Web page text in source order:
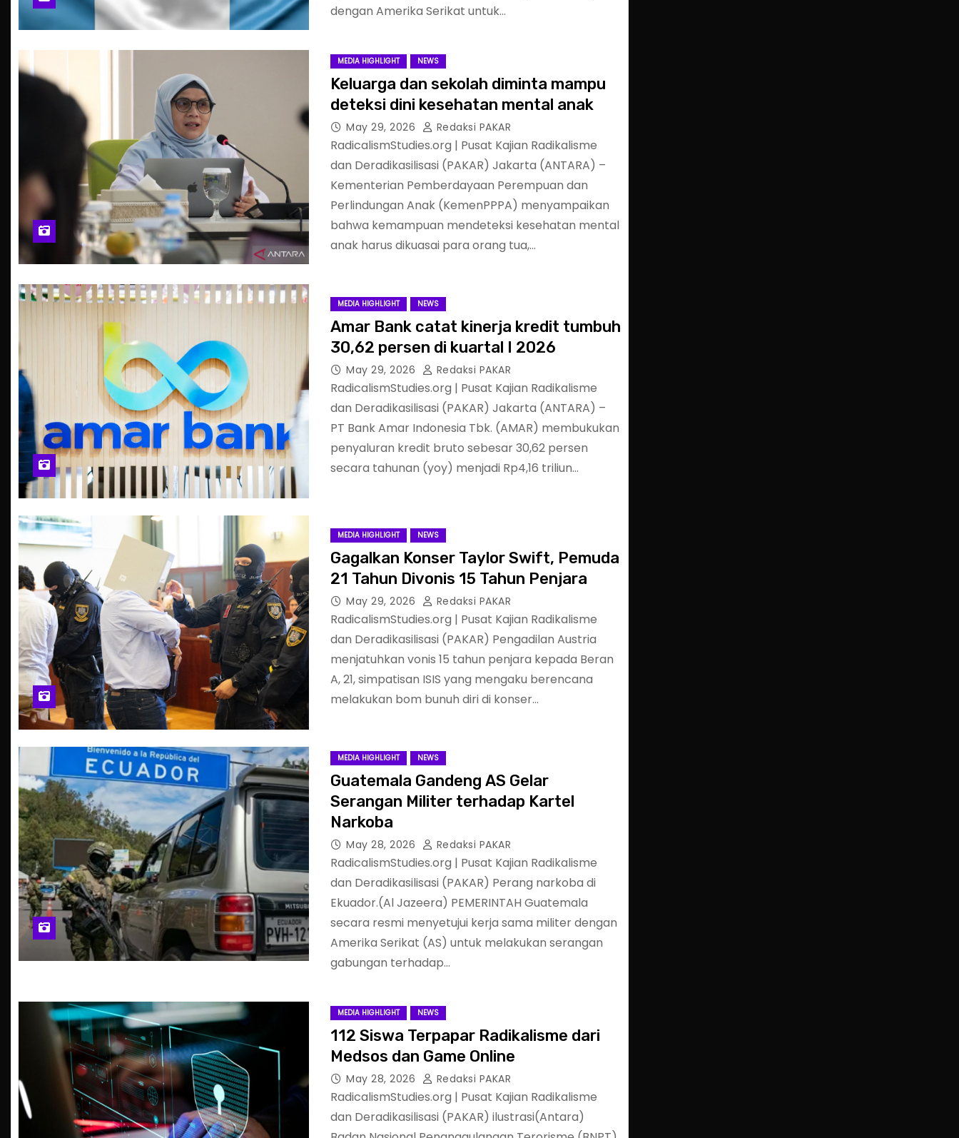
dengan Amerika Serikat untuk…
MEDIA HIGHLIGHT NEWS
Keluarga dan sekolah diminta mampu
deteksi dini kesehatan mental anak
May 29, 2026 Redaksi PAKAR
RadicalismStudies.org | Pusat Kajian Radikalisme
dan Deradikasilisasi (PAKAR) Jakarta (ANTARA) –
Kementerian Pemberdayaan Perempuan dan
Perlindungan Anak (KemenPPPA) menyampaikan
bahwa kemampuan mendeteksi kesehatan mental
anak harus dikuasai para orang tua,…
MEDIA HIGHLIGHT NEWS
Amar Bank catat kinerja kredit tumbuh
30,62 persen di kuartal I 2026
May 29, 2026 Redaksi PAKAR
RadicalismStudies.org | Pusat Kajian Radikalisme
dan Deradikasilisasi (PAKAR) Jakarta (ANTARA) –
PT Bank Amar Indonesia Tbk. (AMAR) membukukan
penyaluran kredit bruto sebesar 30,62 persen
secara tahunan (yoy) menjadi Rp4,16 triliun…
MEDIA HIGHLIGHT NEWS
Gagalkan Konser Taylor Swift, Pemuda
21 Tahun Divonis 15 Tahun Penjara
May 29, 2026 Redaksi PAKAR
RadicalismStudies.org | Pusat Kajian Radikalisme
dan Deradikasilisasi (PAKAR) Pengadilan Austria
menjatuhkan vonis 15 tahun penjara kepada Beran
A, 21, simpatisan ISIS yang mengaku berencana
melakukan bom bunuh diri di konser…
MEDIA HIGHLIGHT NEWS
Guatemala Gandeng AS Gelar
Serangan Militer terhadap Kartel
Narkoba
May 28, 2026 Redaksi PAKAR
RadicalismStudies.org | Pusat Kajian Radikalisme
dan Deradikasilisasi (PAKAR) Perang narkoba di
Ekuador.(Al Jazeera) PEMERINTAH Guatemala
secara resmi menyetujui kerja sama militer dengan
Amerika Serikat (AS) untuk melakukan serangan
gabungan terhadap…
MEDIA HIGHLIGHT NEWS
112 Siswa Terpapar Radikalisme dari
Medsos dan Game Online
May 28, 2026 Redaksi PAKAR
RadicalismStudies.org | Pusat Kajian Radikalisme
dan Deradikasilisasi (PAKAR) ilustrasi(Antara)